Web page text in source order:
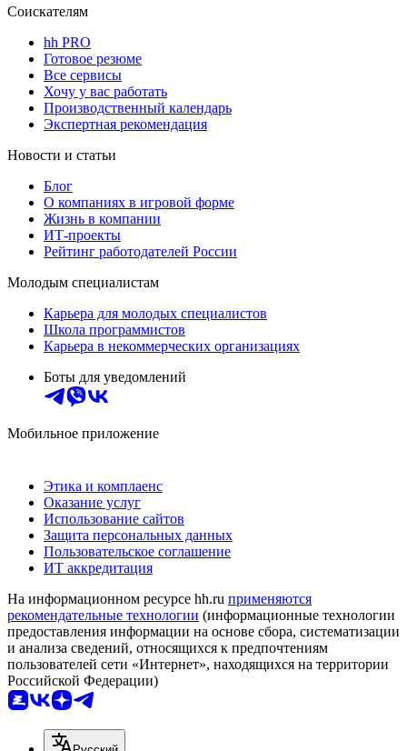
Соискателям
hh PRO
Готовое резюме
Все сервисы
Хочу у вас работать
Производственный календарь
Экспертная рекомендация
Новости и статьи
Блог
О компаниях в игровой форме
Жизнь в компании
ИТ-проекты
Рейтинг работодателей России
Молодым специалистам
Карьера для молодых специалистов
Школа программистов
Карьера в некоммерческих организациях
Боты для уведомлений
Мобильное приложение
Этика и комплаенс
Оказание услуг
Использование сайтов
Защита персональных данных
Пользовательское соглашение
ИТ аккредитация
На информационном ресурсе hh.ru применяются
рекомендательные технологии (информационные технологии
предоставления информации на основе сбора, систематизации
и анализа сведений, относящихся к предпочтениям
пользователей сети «Интернет», находящихся на территории
Российской Федерации)